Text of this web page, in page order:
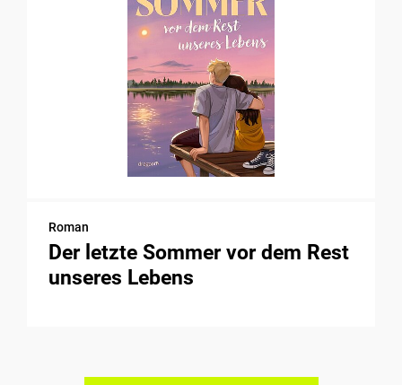
Roman
Der letzte Sommer vor dem Rest
unseres Lebens